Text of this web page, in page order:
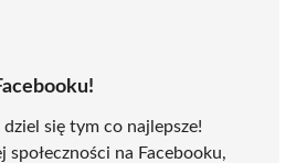
się tym co najlepsze!
społeczności na Facebooku,